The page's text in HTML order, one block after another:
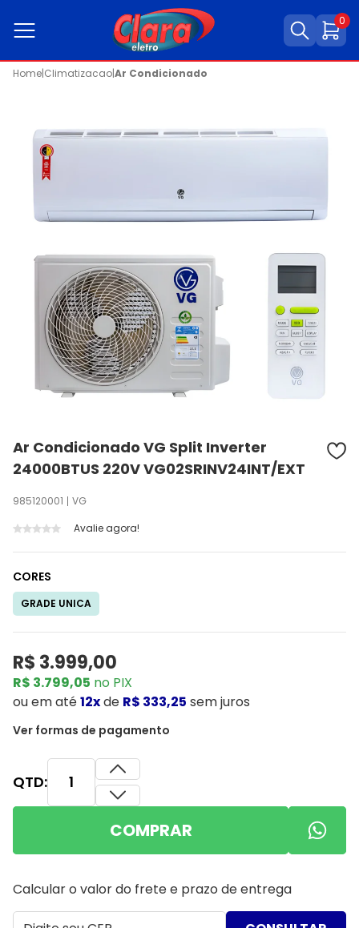
0
Home|Climatizacao|Ar Condicionado
Ar Condicionado VG Split Inverter
24000BTUS 220V VG02SRINV24INT/EXT
985120001
VG
Avalie agora!
R$ 3.999,00
R$ 3.799,05 no PIX
ouem até12xde R$ 333,25 sem juros
Ver formas de pagamento
CORES
GRADE UNICA
QTD:
COMPRAR
Calcular o valor do frete e prazo de entrega